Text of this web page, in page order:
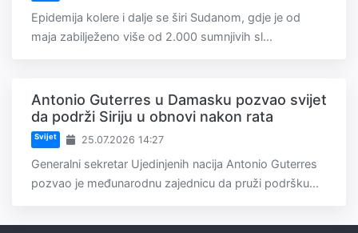
Epidemija kolere i dalje se širi Sudanom, gdje je od
maja zabilježeno više od 2.000 sumnjivih sl...
Antonio Guterres u Damasku pozvao svijet
da podrži Siriju u obnovi nakon rata
Svijet 25.07.2026 14:27
Generalni sekretar Ujedinjenih nacija Antonio Guterres
pozvao je međunarodnu zajednicu da pruži podršku...